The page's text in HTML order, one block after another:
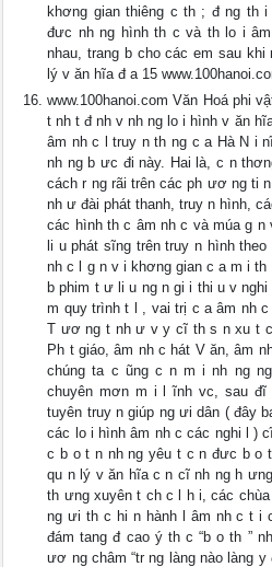
khơng gian thiêng c th ; đ ng th
đưc nh ng hình th c và th lo i
nhau, trang b cho các em sau
lý v ăn hĩa đ a 15
www.100hanoi.com Văn Hoá phi
t nh t đ nh v nh ng lo i hình v ăn
âm nh c l truy n th ng c a Hà N i
nh ng b ưc đi này. Hai là, c n
cách r ng rãi trên các ph ươ ng ti
nh ư đài phát thanh, truy n hình,
các hình th c âm nh c và múa g
li u phát sĩng trên truy n hình
nh c l g n v i khơng gian c a m i
b phim t ư li u ng n gi i thi u v
m quy trình t l , vai trị c a âm nh
T ươ ng t nh ư v y cĩ th s n xu t
Ph t giáo, âm nh c hát V ăn, âm
chúng ta c ũng c n m i nh ng
chuyên mơn m i l ĩnh vc, sau
tuyên truy n giúp ng ưi dân ( đây
các lo i hình âm nh c các nghi l )
c b o t n nh ng yêu t c n đưc b o
qu n lý v ăn hĩa c n cĩ nh ng h
th ưng xuyên t ch c l h i, các
ng ưi th c hi n hành l âm nh c t i
đám tang đ cao ý th c “b o th ”
ươ ng châm “tr ng làng nào làng